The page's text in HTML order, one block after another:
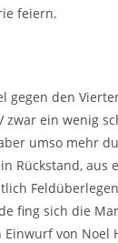
feiern.
gegen den
zwar ein wenig
umso mehr
Rückstand, aus
fing sich die
von Noel